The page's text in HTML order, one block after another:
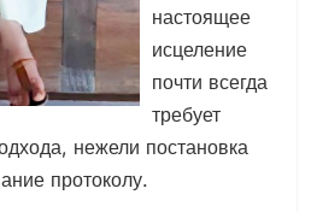
настоящее
исцеление
почти всегда
требует
нежели постановка
протоколу.